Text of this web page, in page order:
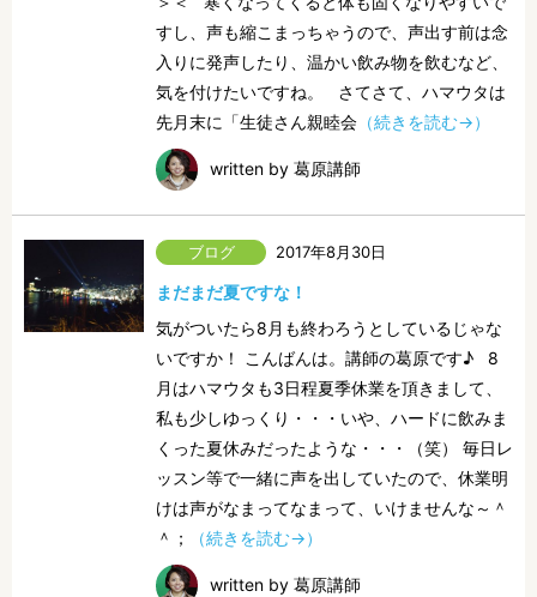
すし、声も縮こまっちゃうので、声出す前は念
入りに発声したり、温かい飲み物を飲むなど、
気を付けたいですね。 さてさて、ハマウタは
先月末に「生徒さん親睦会 （続きを読む→）
written by 葛原講師
2017年8月30日
まだまだ夏ですな！
気がついたら8月も終わろうとしているじゃな
いですか！ こんばんは。講師の葛原です♪ 8
月はハマウタも3日程夏季休業を頂きまして、
私も少しゆっくり・・・いや、ハードに飲みま
くった夏休みだったような・・・（笑） 毎日レ
ッスン等で一緒に声を出していたので、休業明
けは声がなまってなまって、いけませんな～＾
＾；
（続きを読む→）
written by 葛原講師